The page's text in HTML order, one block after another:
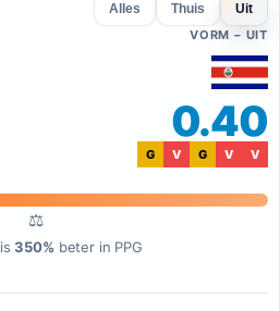
⚖
is350% beter in PPG
Alles Thuis
Uit
VORM – UIT
0.40
G V G V V